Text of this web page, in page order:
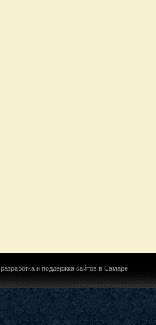
разработка и поддержка сайтов в Самаре